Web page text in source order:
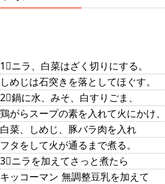
1⃣ニラ、白菜はざく切りにする。
しめじは石突きを落としてほぐす。
2⃣鍋に水、みそ、白すりごま、
鶏がらスープの素を入れて火にかけ、
白菜、しめじ、豚バラ肉を入れ
フタをして火が通るまで煮る。
3⃣ニラを加えてさっと煮たら
キッコーマン 無調整豆乳を加えて